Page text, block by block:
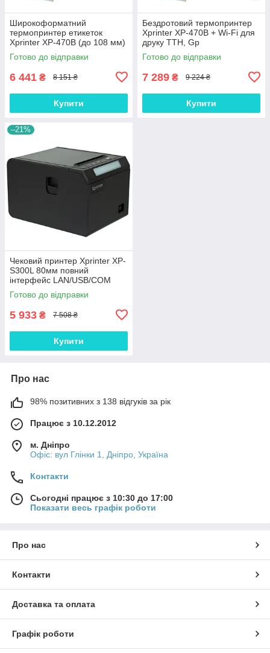
Широкоформатний
термопринтер етикеток
Xprinter XP-470B (до 108 мм)
USB Grey, Gp
Готово до відправки
6 441 ₴ 8 151 ₴
Купити
Бездротовий термопринтер
Xprinter XP-470B + Wi-Fi для
друку ТТН, Gp
Готово до відправки
7 289 ₴ 9 224 ₴
Купити
–21%
Чековий принтер Xprinter XP-
S300L 80мм повний
інтерфейс LAN/USB/COM
Black, Gp
Готово до відправки
5 933 ₴ 7 508 ₴
Купити
Про нас
98% позитивних з 138 відгуків за рік
Працює з 10.12.2012
м. Дніпро
Офіс: вул Глінки 1, Дніпро, Україна
Контакти
Сьогодні працює з 10:30 до 17:00
Показати весь графік роботи
Про нас
Контакти
Доставка та оплата
Графік роботи